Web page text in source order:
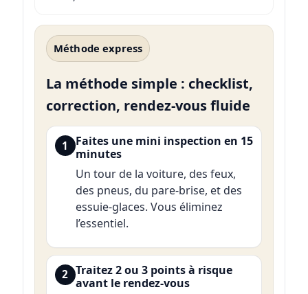
Méthode express
La méthode simple : checklist,
correction, rendez-vous fluide
1
Faites une mini inspection en 15
minutes
Un tour de la voiture, des feux,
des pneus, du pare-brise, et des
essuie-glaces. Vous éliminez
l’essentiel.
2 Traitez 2 ou 3 points à risque
avant le rendez-vous